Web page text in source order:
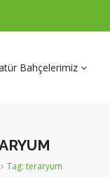
Bahçelerimiz
Tag: teraryum